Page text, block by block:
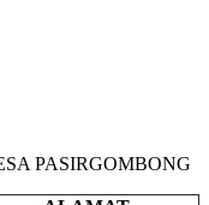
PASIRGOMBONG